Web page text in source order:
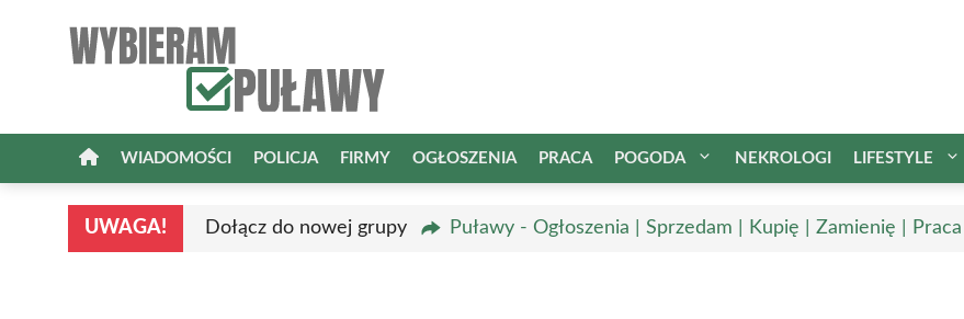
WIADOMOŚCI POLICJA FIRMY OGŁOSZENIA PRACA POGODA NEKROLOGI LIFESTYLE
UWAGA! Dołącz do nowej grupy Puławy - Ogłoszenia | Sprzedam | Kupię | Zamienię | Praca